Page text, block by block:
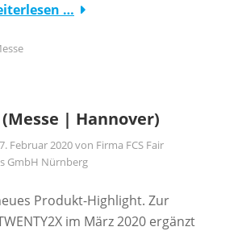
…
(Messe | Hannover)
7. Februar 2020von Firma FCS Fair
GmbH Nürnberg
Produkt-Highlight. Zur
im März 2020 ergänzt